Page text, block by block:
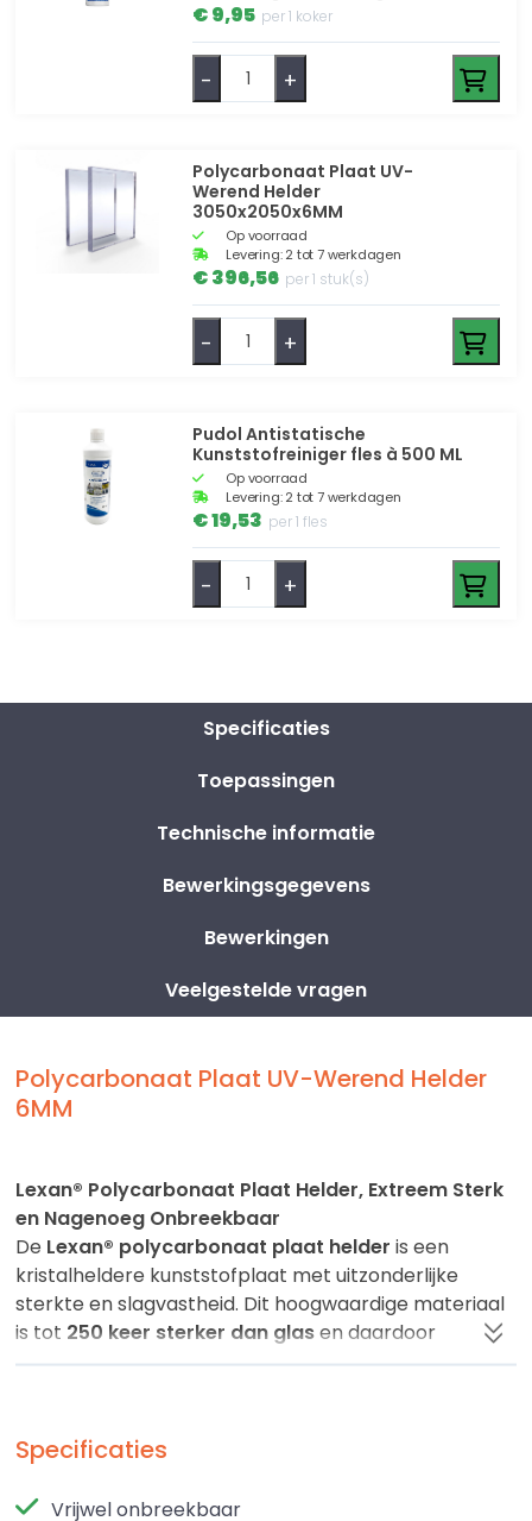
€ 9,95 per 1 koker
- +
Polycarbonaat Plaat UV-
Werend Helder
3050x2050x6MM
Op voorraad
Levering: 2 tot 7 werkdagen
€ 396,56 per 1 stuk(s)
- +
Pudol Antistatische
Kunststofreiniger fles à 500 ML
Op voorraad
Levering: 2 tot 7 werkdagen
€ 19,53 per 1 fles
- +
Specificaties
Toepassingen
Technische informatie
Bewerkingsgegevens
Bewerkingen
Veelgestelde vragen
Polycarbonaat Plaat UV-Werend Helder
6MM
Lexan® Polycarbonaat Plaat Helder, Extreem Sterk
en Nagenoeg Onbreekbaar
De Lexan® polycarbonaat plaat helder is een
kristalheldere kunststofplaat met uitzonderlijke
sterkte en slagvastheid. Dit hoogwaardige materiaal
is tot 250 keer sterker dan glasen daardoor
nagenoeg onbreekbaar. Ideaal voor toepassingen
overkappingen, vitrines en displays
De plaat islicht in gewicht
Specificaties
Vrijwel onbreekbaar